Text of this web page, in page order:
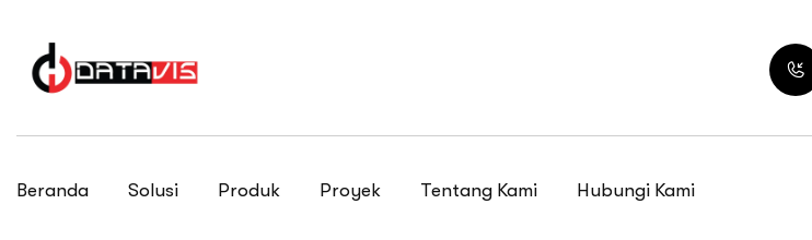
Beranda Solusi Produk Proyek Tentang Kami Hubungi Kami